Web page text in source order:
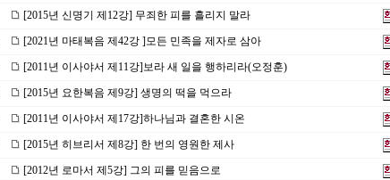
[2015년 신명기 제12강] 무죄한 피를 흘리지 말라
[2021년 마태복음 제42강 ]모든 민족을 제자로 삼아
[2011년 이사야서 제11강]보라 새 일을 행하리라(오정훈)
[2015년 요한복음 제9강] 생명의 떡을 먹으라
[2011년 이사야서 제17강]하나님과 결혼한 시온
[2015년 히브리서 제8강] 한 번의 영원한 제사
[2012년 로마서 제5강] 그의 피를 믿음으로